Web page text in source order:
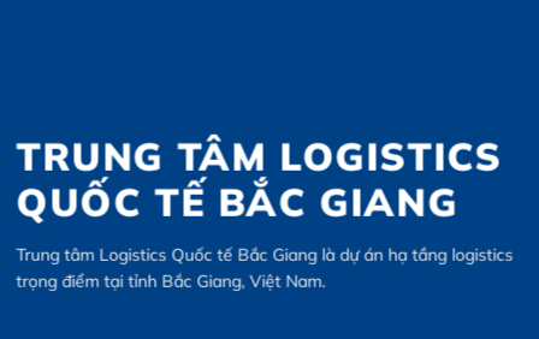
TRUNG TÂM LOGISTICS
QUỐC TẾ BẮC GIANG
Trung tâm Logistics Quốc tế Bắc Giang là dự án hạ tầng logistics
trọng điểm tại tỉnh Bắc Giang, Việt Nam.